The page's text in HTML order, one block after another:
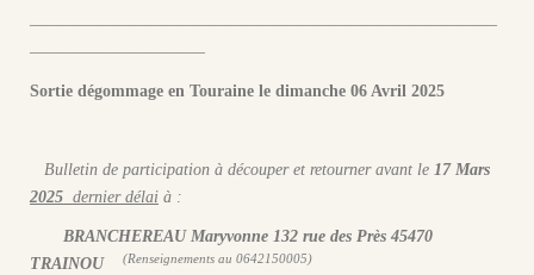
————————————————————————————
——————————–
Sortie dégommage en Touraine le dimanche 06 Avril 2025
Bulletin de participation à découper et retourner avant le 17 Mars
2025 dernier délai à :
BRANCHEREAU Maryvonne 132 rue des Près 45470
TRAINOU
(Renseignements au 0642150005)